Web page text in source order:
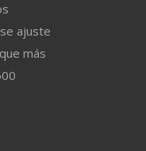
ajuste
más